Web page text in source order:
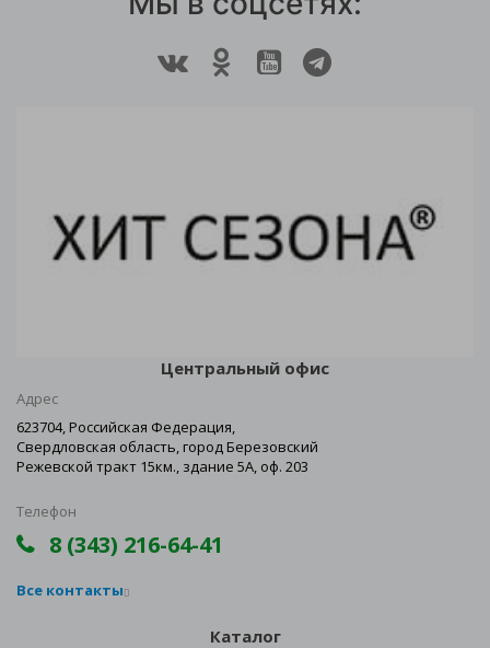
Центральный офис
Адрес
623704, Российская Федерация,
Свердловская область, город Березовский
Режевской тракт 15км., здание 5А, оф. 203
Телефон
8 (343) 216-64-41
Все контакты
Каталог